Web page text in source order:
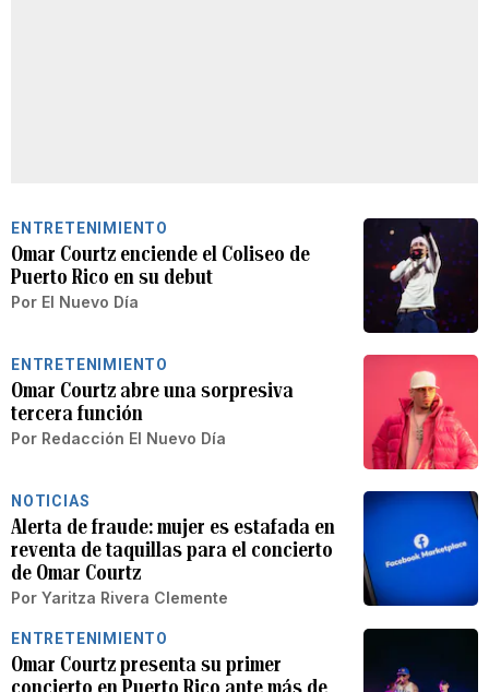
ENTRETENIMIENTO
Omar Courtz enciende el Coliseo de
Puerto Rico en su debut
Por El Nuevo Día
ENTRETENIMIENTO
Omar Courtz abre una sorpresiva
tercera función
Por Redacción El Nuevo Día
NOTICIAS
Alerta de fraude: mujer es estafada en
reventa de taquillas para el concierto
de Omar Courtz
Por Yaritza Rivera Clemente
ENTRETENIMIENTO
Omar Courtz presenta su primer
concierto en Puerto Rico ante más de